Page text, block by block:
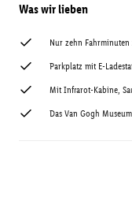
Was wir lieben
Nur zehn
Parkplatz mit E-
Mit Infrarot-Kabine,
Das Van Gogh